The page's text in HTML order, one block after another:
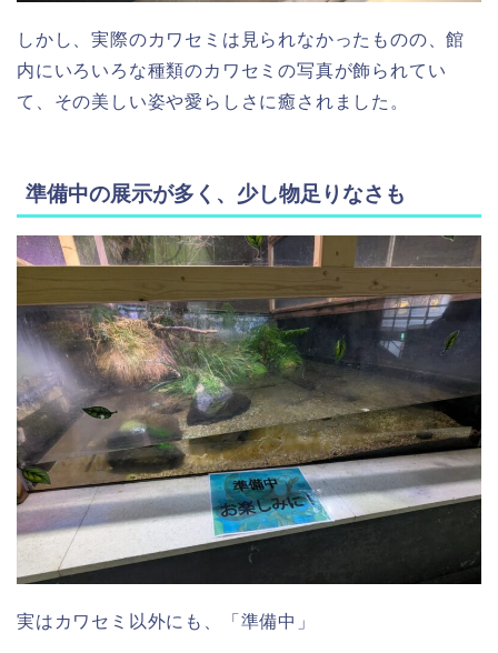
しかし、実際のカワセミは見られなかったものの、館
内にいろいろな種類のカワセミの写真が飾られてい
て、その美しい姿や愛らしさに癒されました。
準備中の展示が多く、少し物足りなさも
実はカワセミ以外にも、「準備中」